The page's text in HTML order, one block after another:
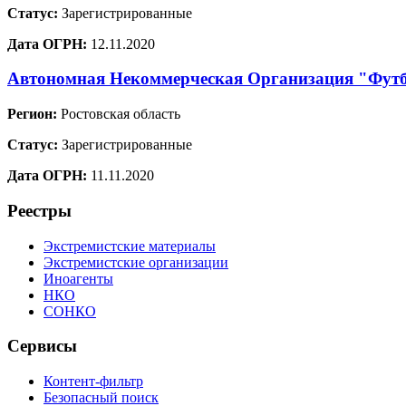
Статус: Зарегистрированные
Дата ОГРН: 12.11.2020
Автономная Некоммерческая Организация
Регион: Ростовская область
Статус: Зарегистрированные
Дата ОГРН: 11.11.2020
Реестры
Экстремистские материалы
Экстремистские организации
Иноагенты
НКО
СОНКО
Сервисы
Контент-фильтр
Безопасный поиск